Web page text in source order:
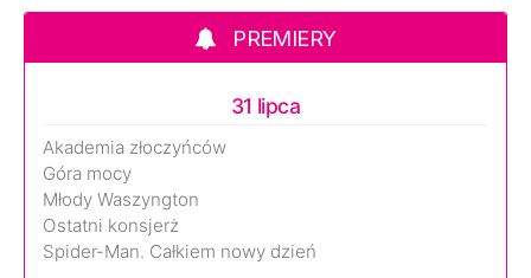
PREMIERY
31 lipca
Akademia złoczyńców
Góra mocy
Młody Waszyngton
Ostatni konsjerż
Spider-Man. Całkiem nowy dzień